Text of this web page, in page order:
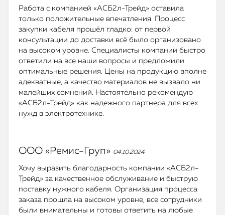
Работа с компанией «АСБ2л-Трейд» оставила
только положительные впечатления. Процесс
закупки кабеля прошёл гладко: от первой
консультации до доставки всё было организовано
на высоком уровне. Специалисты компании быстро
ответили на все наши вопросы и предложили
оптимальные решения. Цены на продукцию вполне
адекватные, а качество материалов не вызвало ни
малейших сомнений. Настоятельно рекомендую
«АСБ2л-Трейд» как надежного партнера для всех
нужд в электротехнике.
ООО «Ремис-Груп» 04.10.2024
Хочу выразить благодарность компании «АСБ2л-
Трейд» за качественное обслуживание и быструю
поставку нужного кабеля. Организация процесса
заказа прошла на высоком уровне, все сотрудники
были внимательны и готовы ответить на любые